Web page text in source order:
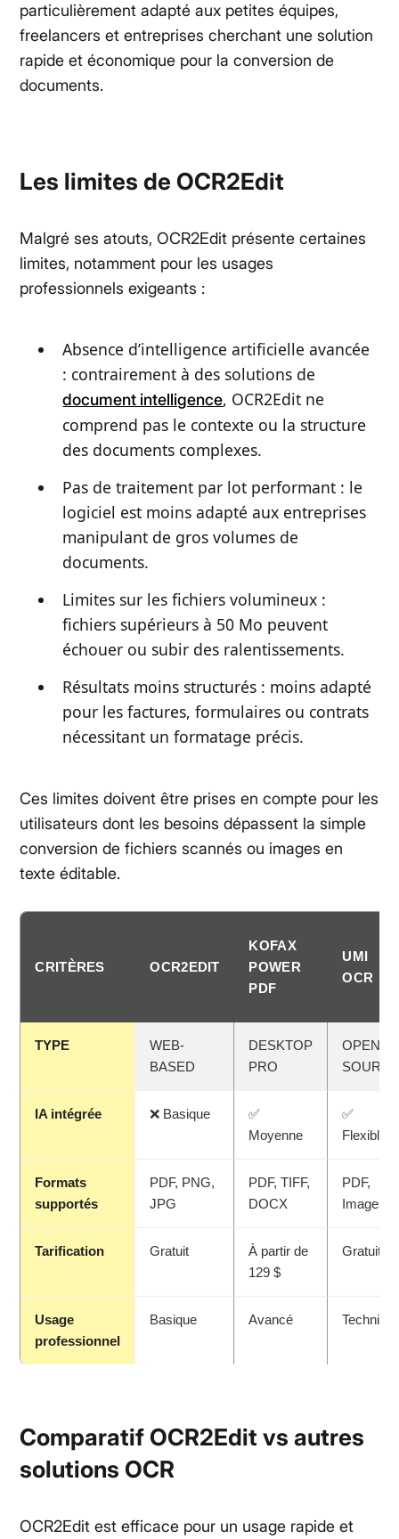
particulièrement adapté aux petites équipes,
freelancers et entreprises cherchant une solution
rapide et économique pour la conversion de
documents.
Les limites de OCR2Edit
Malgré ses atouts, OCR2Edit présente certaines
limites, notamment pour les usages
professionnels exigeants :
Absence d’intelligence artificielle avancée
: contrairement à des solutions de
document intelligence, OCR2Edit ne
comprend pas le contexte ou la structure
des documents complexes.
Pas de traitement par lot performant : le
logiciel est moins adapté aux entreprises
manipulant de gros volumes de
documents.
Limites sur les fichiers volumineux :
fichiers supérieurs à 50 Mo peuvent
échouer ou subir des ralentissements.
Résultats moins structurés : moins adapté
pour les factures, formulaires ou contrats
nécessitant un formatage précis.
Ces limites doivent être prises en compte pour les
utilisateurs dont les besoins dépassent la simple
conversion de fichiers scannés ou images en
texte éditable.
CRITÈRES OCR2EDIT
KOFAX
POWER
PDF
UMI
OCR
TYPE
WEB-
BASED
DESKTOP
PRO
OPEN-
IA intégrée ❌ Basique
✅
Moyenne
✅
Flexible
Formats
supportés
PDF, PNG,
JPG
PDF, TIFF,
DOCX
PDF,
Images
Tarification Gratuit
À partir de
129 $
Gratuit
Usage
professionnel
Basique Avancé
Comparatif OCR2Edit vs autres
solutions OCR
OCR2Edit est efficace pour un usage rapide et